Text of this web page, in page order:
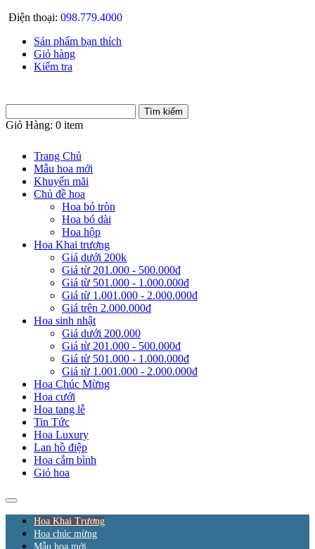
Điện thoại: 098.779.4000
Sản phẩm bạn thích
Giỏ hàng
Kiểm tra
Giỏ Hàng: 0 item
Trang Chủ
Mẫu hoa mới
Khuyến mãi
Chủ đề hoa
Hoa bó tròn
Hoa bó dài
Hoa hộp
Hoa Khai trương
Giá dưới 200k
Giá từ 201.000 - 500.000đ
Giá từ 501.000 - 1.000.000đ
Giá từ 1.001.000 - 2.000.000đ
Giá trên 2.000.000đ
Hoa sinh nhật
Giá dưới 200.000
Giá từ 201.000 - 500.000đ
Giá từ 501.000 - 1.000.000đ
Giá từ 1.001.000 - 2.000.000đ
Hoa Chúc Mừng
Hoa cưới
Hoa tang lễ
Tin Tức
Hoa Luxury
Lan hồ điệp
Hoa cắm bình
Giỏ hoa
Hoa Khai Trương
Hoa chúc mừng
Mẫu hoa mới